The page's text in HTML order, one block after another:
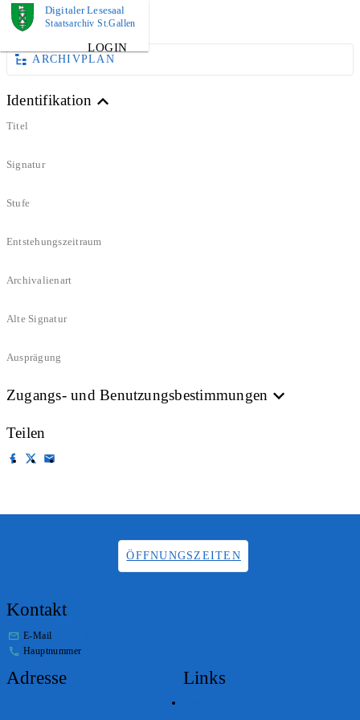
Digitaler Lesesaal
Staatsarchiv St.Gallen
LOGIN
DOKUMENT
ARCHIVPLAN
Identifikation
Titel
Signatur
Stufe
Entstehungszeitraum
Archivalienart
Alte Signatur
Ausprägung
Zugangs- und Benutzungsbestimmungen
Teilen
ÖFFNUNGSZEITEN
Kontakt
E-Mail
Hauptnummer
Adresse Links